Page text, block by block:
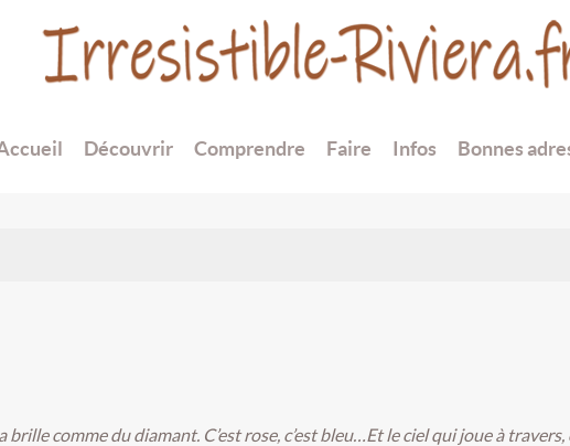
Découvrir Comprendre Faire Infos Bonnes
comme du diamant. C’est rose, c’est bleu…Et le ciel qui joue à travers,